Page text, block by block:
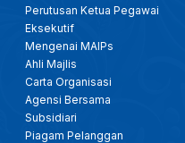
Perutusan Ketua Pegawai
Eksekutif
Mengenai MAIPs
Ahli Majlis
Carta Organisasi
Agensi Bersama
Subsidiari
Piagam Pelanggan